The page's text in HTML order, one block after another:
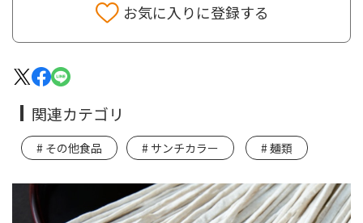
お気に入りに登録する
関連カテゴリ
その他食品 サンチカラー 麺類